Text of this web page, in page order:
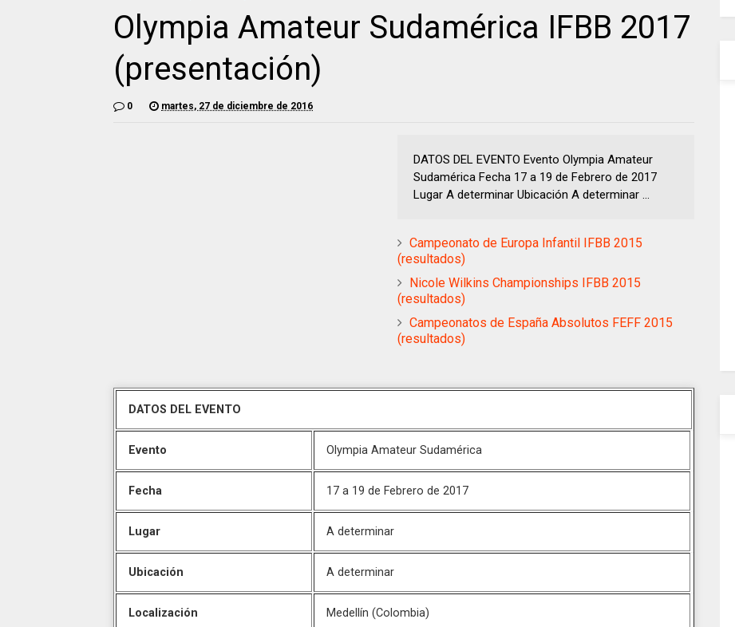
Olympia Amateur Sudamérica IFBB 2017
(presentación)
0 martes, 27 de diciembre de 2016
DATOS DEL EVENTO Evento Olympia Amateur
Sudamérica Fecha 17 a 19 de Febrero de 2017
Lugar A determinar Ubicación A determinar ...
Campeonato de Europa Infantil IFBB 2015
(resultados)
Nicole Wilkins Championships IFBB 2015
(resultados)
Campeonatos de España Absolutos FEFF 2015
(resultados)
DATOS DEL EVENTO
Evento Olympia Amateur Sudamérica
Fecha 17 a 19 de Febrero de 2017
Lugar A determinar
Ubicación A determinar
Localización Medellín (Colombia)